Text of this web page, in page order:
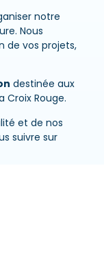
notre
Nous
de vos projets,
destinée aux
Croix Rouge.
et de nos
suivre sur